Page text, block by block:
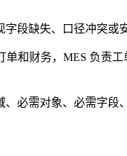
段缺失、口径冲突或
和财务，MES 负责
必需对象、必需字